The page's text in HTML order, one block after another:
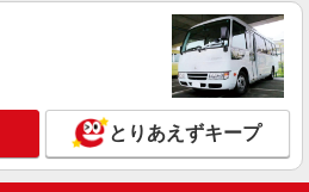
とりあえずキープ